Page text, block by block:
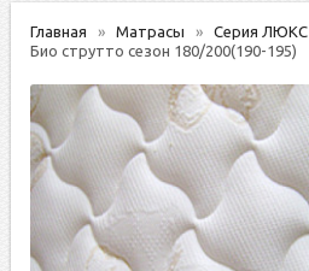
Главная Матрасы Серия ЛЮКС
Био струтто сезон 180/200(190-195)